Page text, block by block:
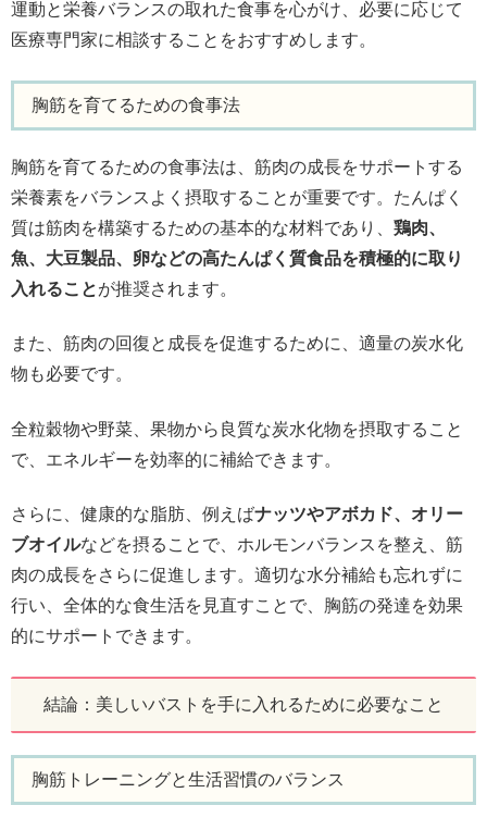
運動と栄養バランスの取れた食事を心がけ、必要に応じて
医療専門家に相談することをおすすめします。
胸筋を育てるための食事法
胸筋を育てるための食事法は、筋肉の成長をサポートする
栄養素をバランスよく摂取することが重要です。たんぱく
質は筋肉を構築するための基本的な材料であり、 鶏肉、
魚、大豆製品、卵などの高たんぱく質食品を積極的に取り
入れることが推奨されます。
また、筋肉の回復と成長を促進するために、適量の炭水化
物も必要です。
全粒穀物や野菜、果物から良質な炭水化物を摂取すること
で、エネルギーを効率的に補給できます。
さらに、健康的な脂肪、例えばナッツやアボカド、オリー
ブオイルなどを摂ることで、ホルモンバランスを整え、筋
肉の成長をさらに促進します。適切な水分補給も忘れずに
行い、全体的な食生活を見直すことで、胸筋の発達を効果
的にサポートできます。
結論：美しいバストを手に入れるために必要なこと
胸筋トレーニングと生活習慣のバランス